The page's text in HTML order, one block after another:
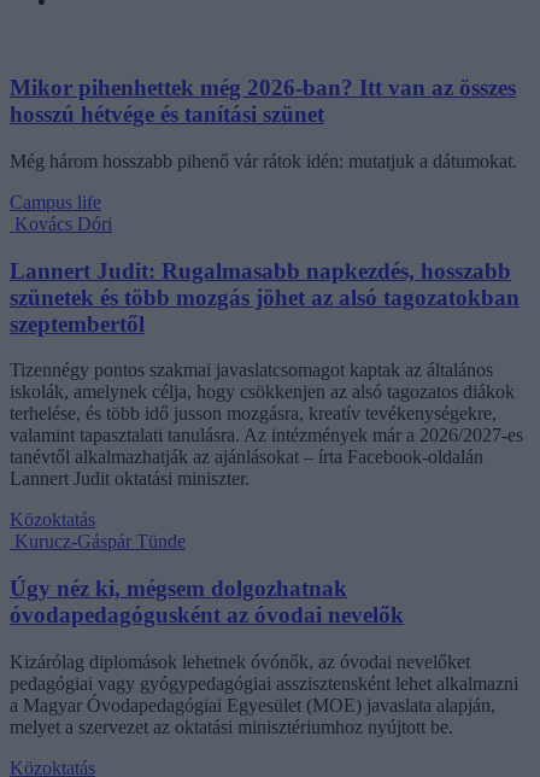
Mikor pihenhettek még 2026-ban? Itt van az összes
hosszú hétvége és tanítási szünet
Még három hosszabb pihenő vár rátok idén: mutatjuk a dátumokat.
Campus life
Kovács Dóri
Lannert Judit: Rugalmasabb napkezdés, hosszabb
szünetek és több mozgás jöhet az alsó tagozatokban
szeptembertől
Tizennégy pontos szakmai javaslatcsomagot kaptak az általános
iskolák, amelynek célja, hogy csökkenjen az alsó tagozatos diákok
terhelése, és több idő jusson mozgásra, kreatív tevékenységekre,
valamint tapasztalati tanulásra. Az intézmények már a 2026/2027-es
tanévtől alkalmazhatják az ajánlásokat – írta Facebook-oldalán
Lannert Judit oktatási miniszter.
Közoktatás
Kurucz-Gáspár Tünde
Úgy néz ki, mégsem dolgozhatnak
óvodapedagógusként az óvodai nevelők
Kizárólag diplomások lehetnek óvónők, az óvodai nevelőket
pedagógiai vagy gyógypedagógiai asszisztensként lehet alkalmazni
a Magyar Óvodapedagógiai Egyesület (MOE) javaslata alapján,
melyet a szervezet az oktatási minisztériumhoz nyújtott be.
Közoktatás